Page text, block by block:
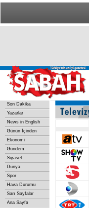
Son Dakika
Yazarlar
News in English
Günün İçinden
Ekonomi
Gündem
Siyaset
Dünya
Spor
Hava Durumu
Sarı Sayfalar
Ana Sayfa